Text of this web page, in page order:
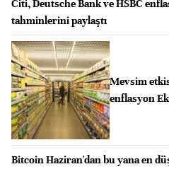
Citi, Deutsche Bank ve HSBC
tahminlerini paylaştı
Mevsim
enflasyon
Bitcoin Haziran'dan bu yana en